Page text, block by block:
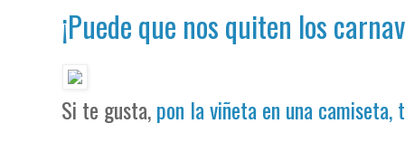
¡Puede que nos quiten los
Si te gusta,pon la viñeta en una camiseta,